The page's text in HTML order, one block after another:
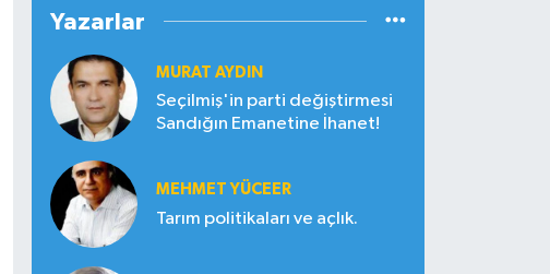
Yazarlar
MURAT AYDIN
Seçilmiş'in parti değiştirmesi
Sandığın Emanetine İhanet!
MEHMET YÜCEER
Tarım politikaları ve açlık.